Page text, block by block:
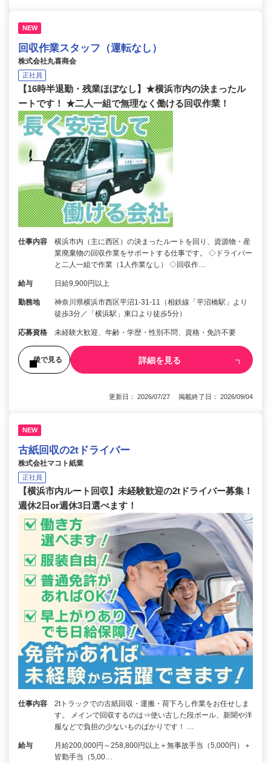
NEW
回収作業スタッフ（運転なし）
株式会社丸喜商会
正社員
【16時半退勤・残業ほぼなし】★横浜市内の決まったル
ートです！ ★二人一組で無理なく働ける回収作業！
仕事内容
横浜市内（主に西区）の決まったルートを回り、資源物・産
業廃棄物の回収作業をサポートする仕事です。 ◇ドライバー
と二人一組で作業（1人作業なし） ◇回収作…
給与 日給9,900円以上
勤務地
神奈川県横浜市西区平沼1-31-11（相鉄線「平沼橋駅」より
徒歩3分／「横浜駅」東口より徒歩5分）
応募資格 未経験大歓迎、年齢・学歴・性別不問、資格・免許不要
後で見る 詳細を見る
更新日： 2026/07/27 掲載終了日： 2026/09/04
NEW
古紙回収の2tドライバー
株式会社マコト紙業
正社員
【横浜市内ルート回収】未経験歓迎の2tドライバー募集！
週休2日or週休3日選べます！
仕事内容
2tトラックでの古紙回収・運搬・荷下ろし作業をお任せしま
す。 メインで回収するのは⇒使い古した段ボール、新聞や洋
服などで負担の少ないものばかりです！ …
給与
月給200,000円～258,800円以上＋無事故手当（5,000円）＋
皆勤手当（5,00…